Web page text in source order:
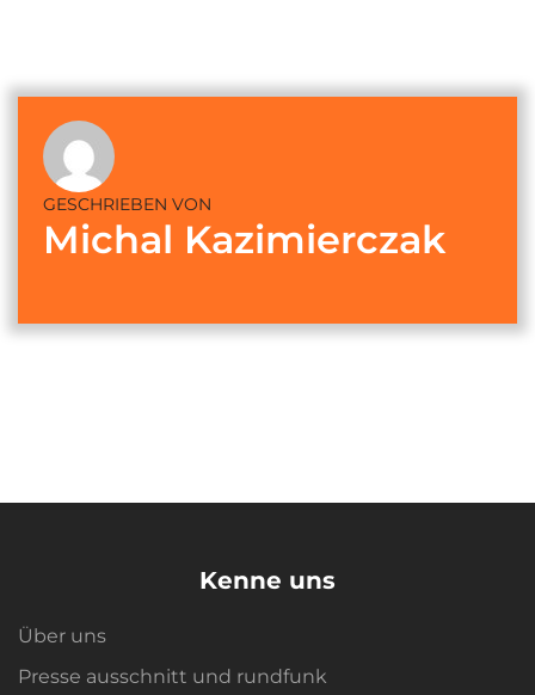
GESCHRIEBEN VON
Michal Kazimierczak
Kenne uns
Über uns
Presse ausschnitt und rundfunk